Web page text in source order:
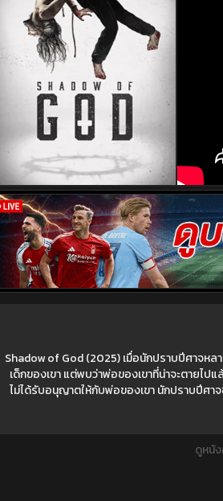
Shadow of God (2025) เมื่อนักปราบปีศาจห
เด็กของเขา แต่พบว่าพ่อของเขาที่น่าจะตายไ
ไม่ได้รับอนุญาตให้กับพ่อของเขา นักปราบปีศ
ดูหนั